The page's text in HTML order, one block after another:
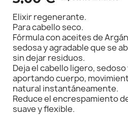
Elixir regenerante.
Para cabello seco.
Fórmula con aceites de
sedosa y agradable que se
sin dejar residuos.
Deja el cabello ligero,
aportando cuerpo,
natural instantáneamente.
Reduce el encrespamiento
suave y flexible.